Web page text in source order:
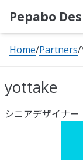
Pepabo
Home Partners
yottake
シニアデザイナー